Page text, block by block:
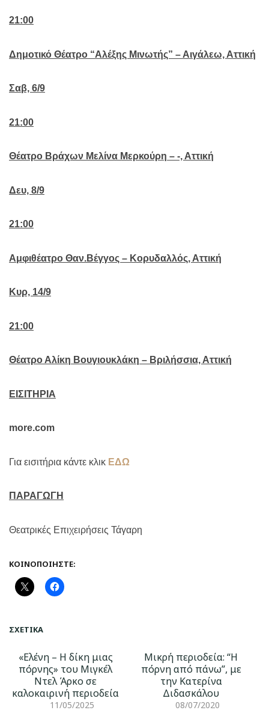
21:00
Δημοτικό Θέατρο “Αλέξης Μινωτής” – Αιγάλεω, Αττική
Σαβ, 6/9
21:00
Θέατρο Βράχων Μελίνα Μερκούρη – -, Αττική
Δευ, 8/9
21:00
Αμφιθέατρο Θαν.Βέγγος – Κορυδαλλός, Αττική
Κυρ, 14/9
21:00
Θέατρο Αλίκη Βουγιουκλάκη – Βριλήσσια, Αττική
ΕΙΣΙΤΗΡΙΑ
more.com
Για εισιτήρια κάντε κλικ ΕΔΩ
ΠΑΡΑΓΩΓΗ
Θεατρικές Επιχειρήσεις Τάγαρη
ΚΟΙΝΟΠΟΙΉΣΤΕ:
ΣΧΕΤΙΚΆ
«Ελένη – Η δίκη μιας
πόρνης» του Μιγκέλ
Ντελ Άρκο σε
καλοκαιρινή περιοδεία
11/05/2025
Μικρή περιοδεία: “Η
πόρνη από πάνω”, με
την Κατερίνα
Διδασκάλου
08/07/2020